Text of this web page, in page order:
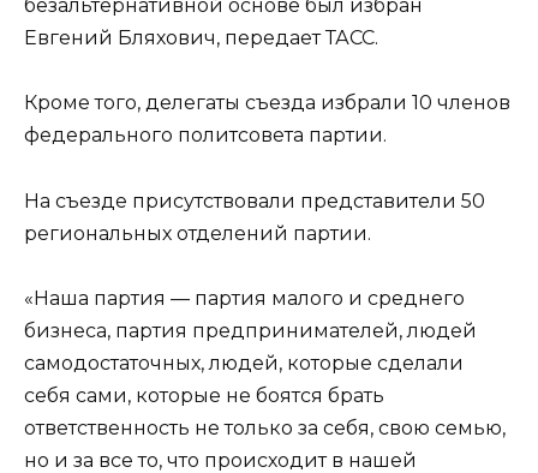
безальтернативной основе был избран
Евгений Бляхович, передает ТАСС.
Кроме того, делегаты съезда избрали 10 членов
федерального политсовета партии.
На съезде присутствовали представители 50
региональных отделений партии.
«Наша партия — партия малого и среднего
бизнеса, партия предпринимателей, людей
самодостаточных, людей, которые сделали
себя сами, которые не боятся брать
ответственность не только за себя, свою семью,
но и за все то, что происходит в нашей